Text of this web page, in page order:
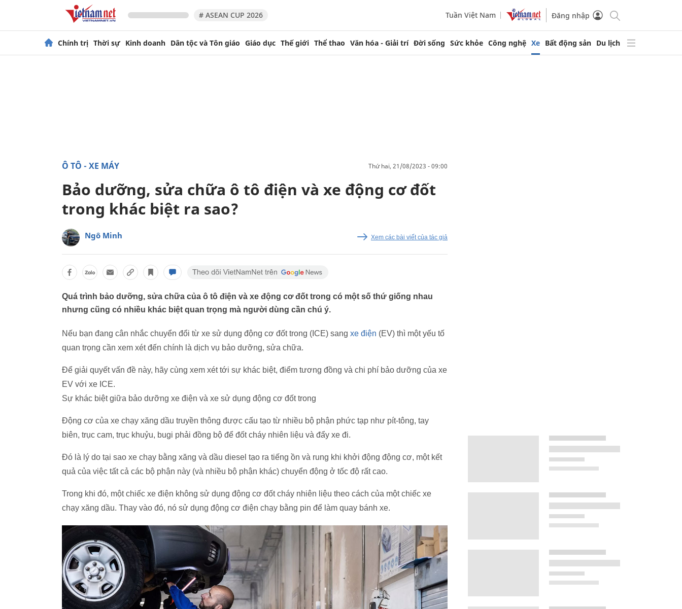
# ASEAN CUP 2026 Tuần Việt Nam Đăng nhập
Chính trị Thời sự Kinh doanh Dân tộc và Tôn giáo Giáo dục Thế giới Thể thao Văn hóa - Giải trí Đời sống Sức khỏe Công nghệ Xe Bất động sản Du lịch
Ô TÔ - XE MÁY thứ hai, 21/08/2023 - 09:00
Bảo dưỡng, sửa chữa ô tô điện và xe động cơ đốt
trong khác biệt ra sao?
Ngô Minh Xem các bài viết của tác giả
Quá trình bảo dưỡng, sửa chữa của ô tô điện và xe động cơ đốt trong có một số thứ giống nhau
nhưng cũng có nhiều khác biệt quan trọng mà người dùng cần chú ý.
Nếu bạn đang cân nhắc chuyển đổi từ xe sử dụng động cơ đốt trong (ICE) sang xe điện (EV) thì một yếu tố
quan trọng cần xem xét đến chính là dịch vụ bảo dưỡng, sửa chữa.
Để giải quyết vấn đề này, hãy cùng xem xét tới sự khác biệt, điểm tương đồng và chi phí bảo dưỡng của xe
EV với xe ICE.
Sự khác biệt giữa bảo dưỡng xe điện và xe sử dụng động cơ đốt trong
Động cơ của xe chạy xăng dầu truyền thông được cấu tạo từ nhiều bộ phận phức tạp như pít-tông, tay
biên, trục cam, trục khuỷu, bugi phải đồng bộ để đốt cháy nhiên liệu và đẩy xe đi.
Đó là lý do tại sao xe chạy bằng xăng và dầu diesel tạo ra tiếng ồn và rung khi khởi động động cơ, một kết
quả của việc tất cả các bộ phận này (và nhiều bộ phận khác) chuyển động ở tốc độ rất cao.
Trong khi đó, một chiếc xe điện không sử dụng động cơ đốt cháy nhiên liệu theo cách của một chiếc xe
chạy xăng dầu. Thay vào đó, nó sử dụng động cơ điện chạy bằng pin để làm quay bánh xe.